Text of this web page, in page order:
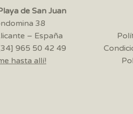
de San Juan
38
– España
965 50 42 49
hasta allí!